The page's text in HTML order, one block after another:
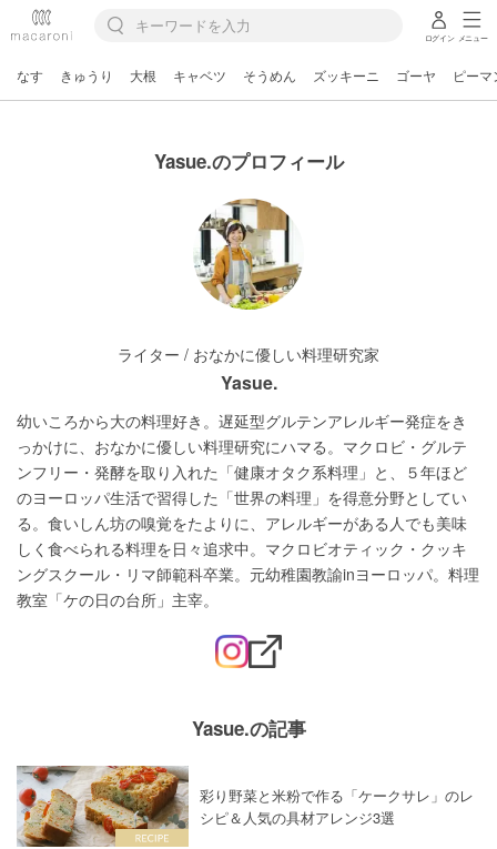
ログイン メニュー
なす きゅうり 大根 キャベツ そうめん ズッキーニ ゴーヤ ピーマ
Yasue.のプロフィール
ライター / おなかに優しい料理研究家
Yasue.
幼いころから大の料理好き。遅延型グルテンアレルギー発症をき
っかけに、おなかに優しい料理研究にハマる。マクロビ・グルテ
ンフリー・発酵を取り入れた「健康オタク系料理」と、５年ほど
のヨーロッパ生活で習得した「世界の料理」を得意分野としてい
る。食いしん坊の嗅覚をたよりに、アレルギーがある人でも美味
しく食べられる料理を日々追求中。マクロビオティック・クッキ
ングスクール・リマ師範科卒業。元幼稚園教諭inヨーロッパ。料理
教室「ケの日の台所」主宰。
Yasue.の記事
彩り野菜と米粉で作る「ケークサレ」のレ
シピ＆人気の具材アレンジ3選